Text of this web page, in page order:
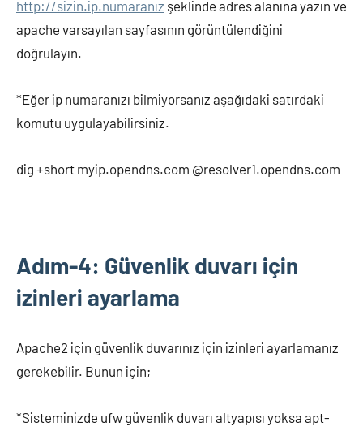
http://sizin.ip.numaranız şeklinde adres alanına yazın ve
apache varsayılan sayfasının görüntülendiğini
doğrulayın.
*Eğer ip numaranızı bilmiyorsanız aşağıdaki satırdaki
komutu uygulayabilirsiniz.
dig +short myip.opendns.com @resolver1.opendns.com
Adım-4: Güvenlik duvarı için
izinleri ayarlama
Apache2 için güvenlik duvarınız için izinleri ayarlamanız
gerekebilir. Bunun için;
*Sisteminizde ufw güvenlik duvarı altyapısı yoksa apt-